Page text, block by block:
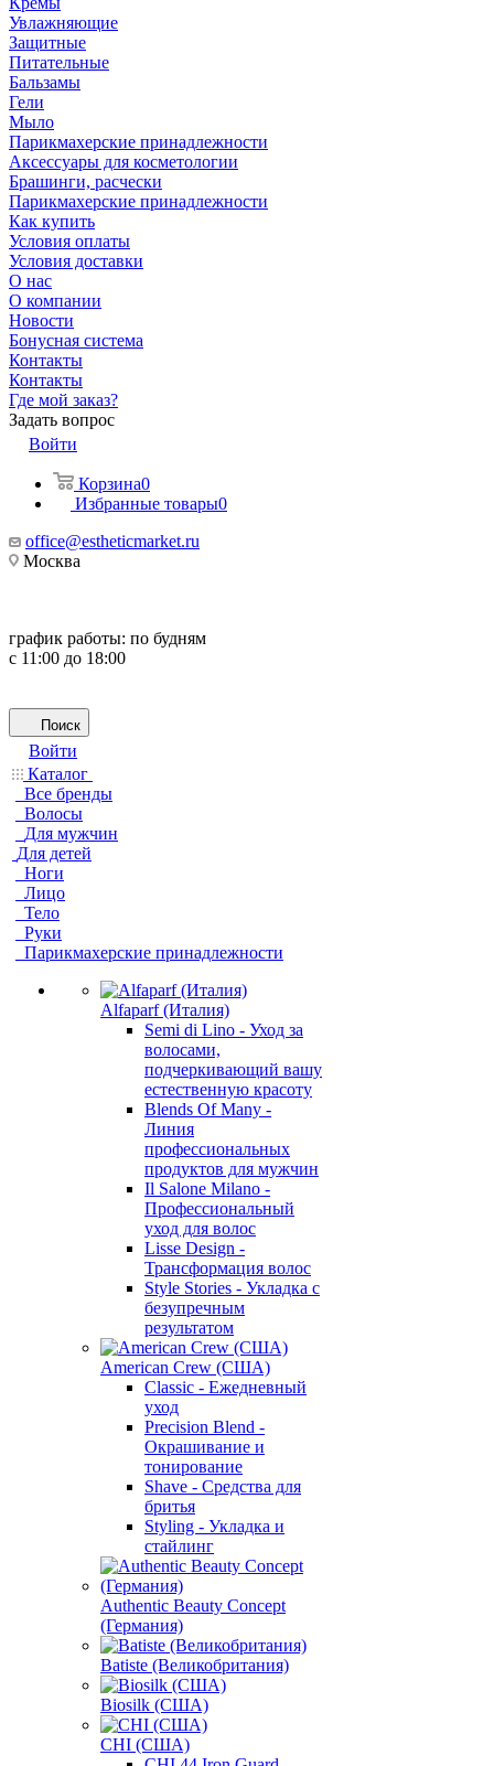
Увлажняющие
Защитные
Питательные
Бальзамы
Гели
Мыло
Парикмахерские принадлежности
Аксессуары для косметологии
Брашинги, расчески
Парикмахерские принадлежности
Как купить
Условия оплаты
Условия доставки
О нас
О компании
Новости
Бонусная система
Контакты
Контакты
Где мой заказ?
Задать вопрос
Войти
Корзина0
Избранные товары0
office@estheticmarket.ru
Москва
график работы: по будням
с 11:00 до 18:00
Поиск
Войти
Каталог
Все бренды
Волосы
Для мужчин
Для детей
Ноги
Лицо
Тело
Руки
Парикмахерские принадлежности
Alfaparf (Италия)
Semi di Lino - Уход за
волосами,
подчеркивающий вашу
естественную красоту
Blends Of Many -
Линия
профессиональных
продуктов для мужчин
Il Salone Milano -
Профессиональный
уход для волос
Lisse Design -
Трансформация волос
Style Stories - Укладка с
безупречным
результатом
American Crew (США)
Classic - Ежедневный
уход
Precision Blend -
Окрашивание и
тонирование
Shave - Средства для
бритья
Styling - Укладка и
стайлинг
Authentic Beauty Concept
(Германия)
Batiste (Великобритания)
Biosilk (США)
CHI (США)